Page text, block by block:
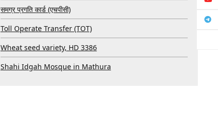
समग्र प्रगति कार्ड (एचपीसी)
Toll Operate Transfer (TOT)
Wheat seed variety, HD 3386
Shahi Idgah Mosque in Mathura